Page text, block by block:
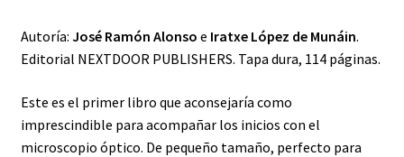
Autoría: José Ramón Alonso e Iratxe López de Munáin.
Editorial NEXTDOOR PUBLISHERS. Tapa dura, 114 páginas.
Este es el primer libro que aconsejaría como
imprescindible para acompañar los inicios con el
microscopio óptico. De pequeño tamaño, perfecto para